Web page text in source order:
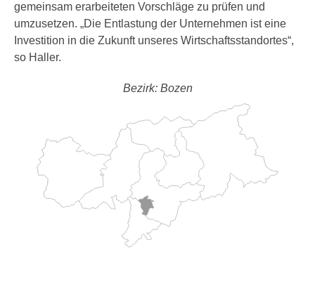
gemeinsam erarbeiteten Vorschläge zu prüfen und
umzusetzen. „Die Entlastung der Unternehmen ist eine
Investition in die Zukunft unseres Wirtschaftsstandortes“,
so Haller.
Bezirk: Bozen